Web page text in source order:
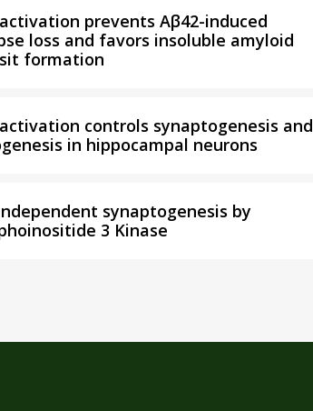
prevents Aβ42-induced
loss and favors insoluble amyloid
formation
activation controls synaptogenesis and
in hippocampal neurons
synaptogenesis by
3 Kinase